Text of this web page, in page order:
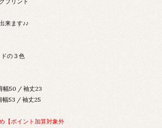
来ます♪♪
の３色
幅50 / 袖丈23
幅53 / 袖丈25
【ポイント加算対象外